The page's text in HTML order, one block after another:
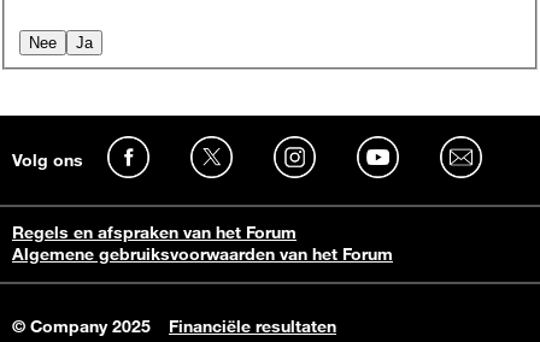
Nee Ja
Volg ons
Regels en afspraken van het Forum
Algemene gebruiksvoorwaarden van het Forum
© Company 2025
Financiële resultaten